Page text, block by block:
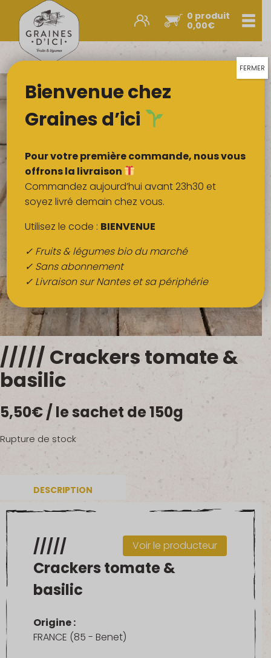
0 produit
0,00€
Promos et nouveautés
Légumes & œufs
Fruits
Viandes
Boulangerie
Crémerie
Poissons
Épicerie sucrée
Épices
Boissons
QUI SOMMES-NOUS ?
FRUITS BIO AU BUREAU
NOS PRODUCTEURS
NOS MARCHÉS
///// Crackers tomate &
basilic
5,50€/ le sachet de 150g
Rupture de stock
DESCRIPTION
Voir le producteur
/////
Crackers tomate &
basilic
Origine :
FRANCE (85 - Benet)
Bienvenue chez
Graines d’ici
Pour votre première commande, nous vous
offrons la livraison
Commandez aujourd’hui avant 23h30 et
soyez livré demain chez vous.
Utilisez le code : BIENVENUE
✓ Fruits & légumes bio du marché
✓ Sans abonnement
✓ Livraison sur Nantes et sa périphérie
FERMER